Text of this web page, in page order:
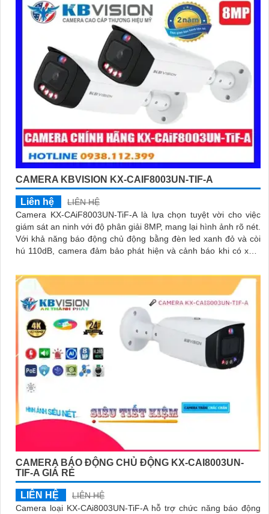
CAMERA KBVISION KX-CAIF8003UN-TIF-A
Liên hệ
LIÊN HỆ
Camera KX-CAiF8003UN-TiF-A là lựa chọn tuyệt vời cho việc
giám sát an ninh với độ phân giải 8MP, mang lại hình ảnh rõ nét.
Với khả năng báo động chủ động bằng đèn led xanh đỏ và còi
hú 110dB, camera đảm bảo phát hiện và cảnh báo khi có xâm
TiF-A tích hợp chức năng cao cấp Thu Âm Và Loa rõ ràng để
mang lại trải nghiệm hình ảnh và âm thanh tốt nhất
CAMERA BÁO ĐỘNG CHỦ ĐỘNG KX-CAI8003UN-
TIF-A GIÁ RẺ
LIÊN HỆ
LIÊN HỆ
Camera loại KX-CAi8003UN-TiF-A hỗ trợ chức năng báo động